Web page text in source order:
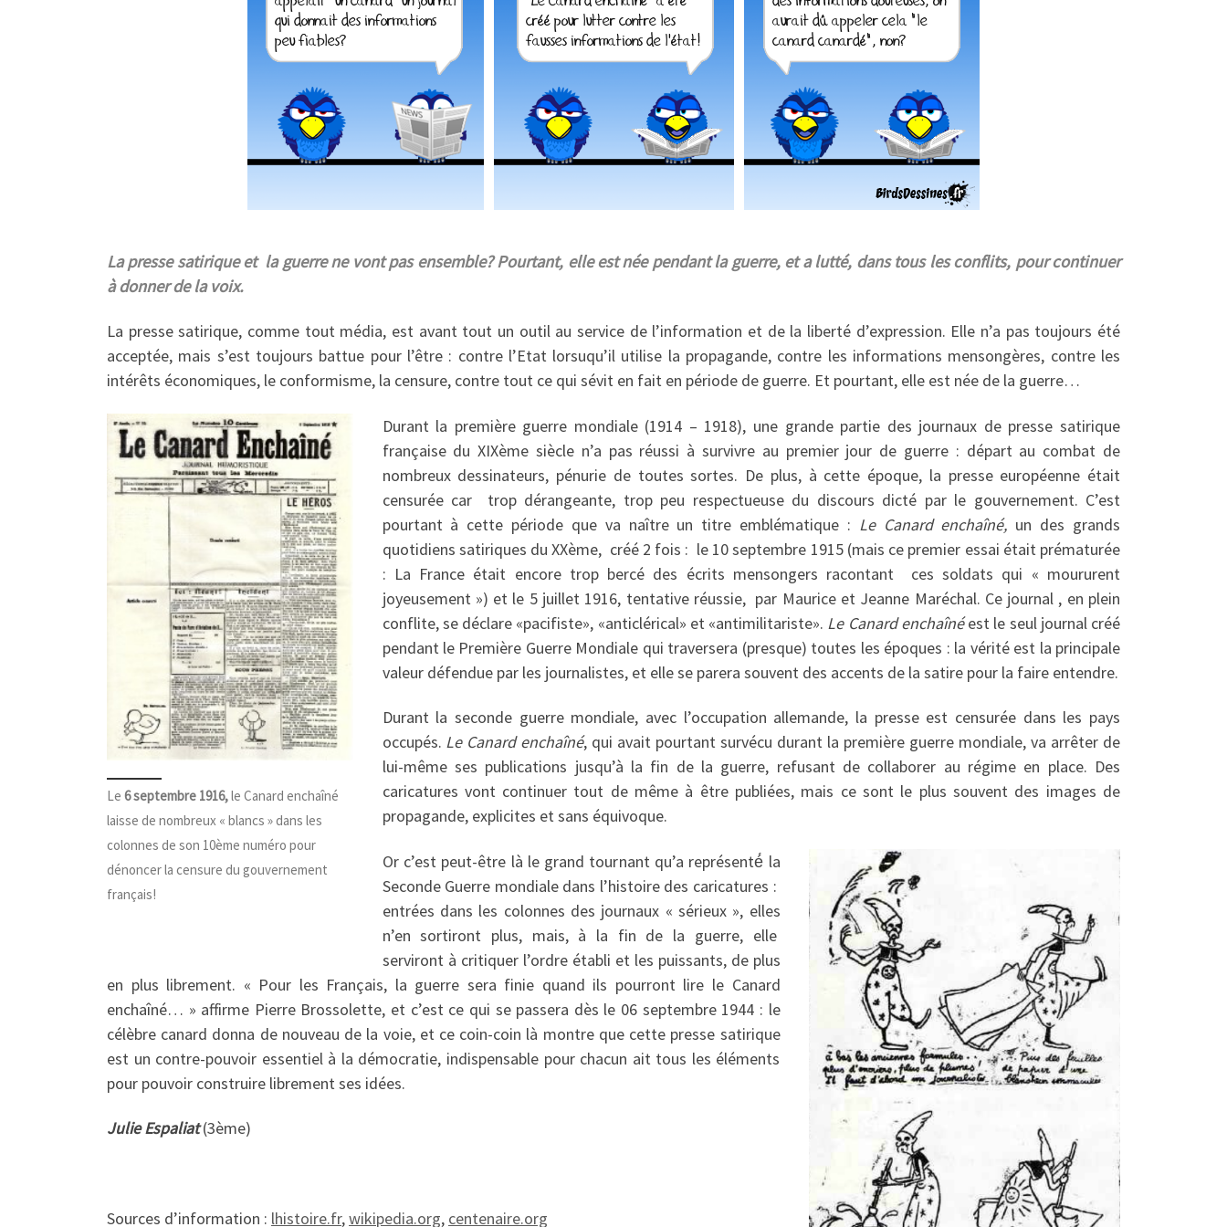
La presse satirique et la guerre ne vont pas ensemble? Pourtant, elle est née pendant la guerre, et a lutté, dans tous les conflits, pour continuer
à donner de la voix.
La presse satirique, comme tout média, est avant tout un outil au service de l’information et de la liberté d’expression. Elle n’a pas toujours été
acceptée, mais s’est toujours battue pour l’être : contre l’Etat lorsuqu’il utilise la propagande, contre les informations mensongères, contre les
intérêts économiques, le conformisme, la censure, contre tout ce qui sévit en fait en période de guerre. Et pourtant, elle est née de la guerre…
Le 6 septembre 1916,le Canard enchaîné
laisse de nombreux « blancs » dans les
colonnes de son 10ème numéro pour
dénoncer la censure du gouvernement
français!
Durant la première guerre mondiale (1914 – 1918), une grande partie des journaux de presse satirique
française du XIXème siècle n’a pas réussi à survivre au premier jour de guerre : départ au combat de
nombreux dessinateurs, pénurie de toutes sortes. De plus, à cette époque, la presse européenne était
censurée car trop dérangeante, trop peu respectueuse du discours dicté par le gouvernement. C’est
pourtant à cette période que va naître un titre emblématique : Le Canard enchaîné, un des grands
quotidiens satiriques du XXème, créé 2 fois : le 10 septembre 1915 (mais ce premier essai était prématurée
: La France était encore trop bercé des écrits mensongers racontant ces soldats qui « moururent
joyeusement ») et le 5 juillet 1916, tentative réussie, par Maurice et Jeanne Maréchal. Ce journal , en plein
conflite, se déclare «pacifiste», «anticlérical» et «antimilitariste». Le Canard enchaînéest le seul journal créé
pendant le Première Guerre Mondiale qui traversera (presque) toutes les époques : la vérité est la principale
valeur défendue par les journalistes, et elle se parera souvent des accents de la satire pour la faire entendre.
Durant la seconde guerre mondiale, avec l’occupation allemande, la presse est censurée dans les pays
occupés. Le Canard enchaîné, qui avait pourtant survécu durant la première guerre mondiale, va arrêter de
lui-même ses publications jusqu’à la fin de la guerre, refusant de collaborer au régime en place. Des
caricatures vont continuer tout de même à être publiées, mais ce sont le plus souvent des images de
propagande, explicites et sans équivoque.
Or c’est peut-être là le grand tournant qu’a représenté́ la
Seconde Guerre mondiale dans l’histoire des caricatures :
entrées dans les colonnes des journaux « sérieux », elles
n’en sortiront plus, mais, à la fin de la guerre, elle
serviront à critiquer l’ordre établi et les puissants, de plus
en plus librement. « Pour les Français, la guerre sera finie quand ils pourront lire le Canard
enchaîné… » affirme Pierre Brossolette, et c’est ce qui se passera dès le 06 septembre 1944 : le
célèbre canard donna de nouveau de la voie, et ce coin-coin là montre que cette presse satirique
est un contre-pouvoir essentiel à la démocratie, indispensable pour chacun ait tous les éléments
pour pouvoir construire librement ses idées.
Julie Espaliat(3ème)
Sources d’information : lhistoire.fr,wikipedia.org, centenaire.org